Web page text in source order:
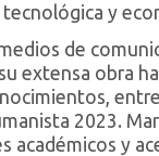
y
de
extensa obra
2023.
académicos y